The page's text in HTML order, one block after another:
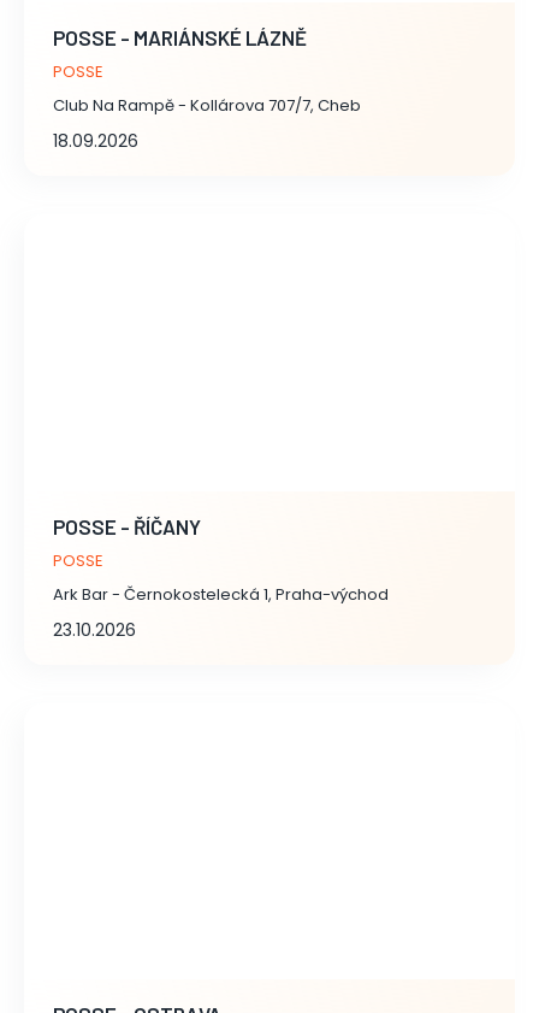
POSSE - MARIÁNSKÉ LÁZNĚ
POSSE
Club Na Rampě - Kollárova 707/7, Cheb
18.09.2026
POSSE - ŘÍČANY
POSSE
Ark Bar - Černokostelecká 1, Praha-východ
23.10.2026